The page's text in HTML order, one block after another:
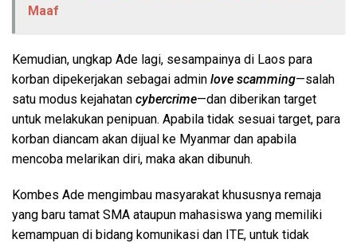
Maaf
Kemudian, ungkap Ade lagi, sesampainya di Laos para
korban dipekerjakan sebagai admin love scamming—salah
satu modus kejahatan cybercrime—dan diberikan target
untuk melakukan penipuan. Apabila tidak sesuai target, para
korban diancam akan dijual ke Myanmar dan apabila
mencoba melarikan diri, maka akan dibunuh.
Kombes Ade mengimbau masyarakat khususnya remaja
yang baru tamat SMA ataupun mahasiswa yang memiliki
kemampuan di bidang komunikasi dan ITE, untuk tidak